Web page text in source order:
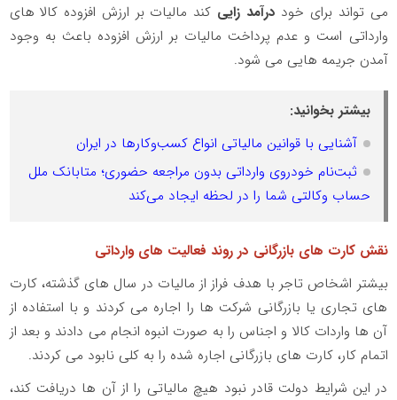
می تواند برای خود درآمد زایی کند مالیات بر ارزش افزوده کالا های
وارداتی است و عدم پرداخت مالیات بر ارزش افزوده باعث به وجود
آمدن جریمه هایی می شود.
بیشتر بخوانید:
آشنایی با قوانین مالیاتی انواع کسب‌وکارها در ایران
ثبت‌نام خودروی وارداتی بدون مراجعه حضوری؛ متابانک ملل
حساب وکالتی شما را در لحظه ایجاد می‌کند
نقش کارت های بازرگانی در روند فعالیت های وارداتی
بیشتر اشخاص تاجر با هدف فراز از مالیات در سال های گذشته، کارت
های تجاری یا بازرگانی شرکت ها را اجاره می کردند و با استفاده از
آن ها واردات کالا و اجناس را به صورت انبوه انجام می دادند و بعد از
اتمام کار، کارت های بازرگانی اجاره شده را به کلی نابود می کردند.
در این شرایط دولت قادر نبود هیچ مالیاتی را از آن ها دریافت کند،